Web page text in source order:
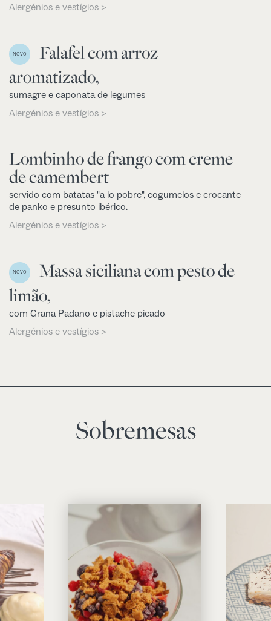
Alergénios e vestígios >
NOVO
Falafel com arroz
aromatizado,
sumagre e caponata de legumes
Alergénios e vestígios >
Lombinho de frango com creme
de camembert
servido com batatas "a lo pobre", cogumelos e crocante
de panko e presunto ibérico.
Alergénios e vestígios >
NOVO
Massa siciliana com pesto de
limão,
com Grana Padano e pistache picado
Alergénios e vestígios >
Sobremesas